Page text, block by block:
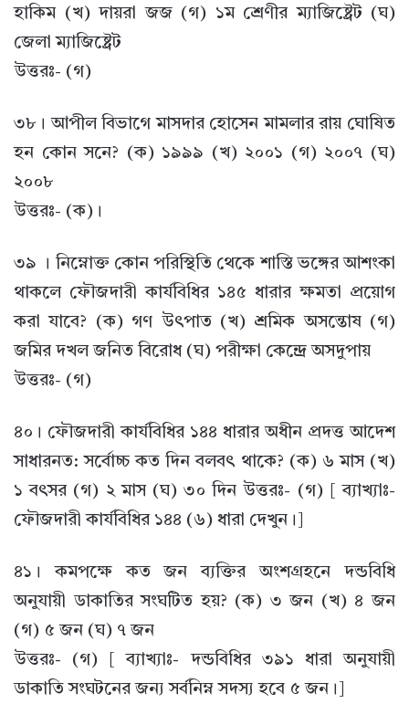
হাকিম (খ) দায়রা জজ (গ) ১ম শ্রেণীর ম্যাজিষ্ট্রেট (ঘ)
জেলা ম্যাজিষ্ট্রেট
উত্তরঃ- (গ)
৩৮। আপীল বিভাগে মাসদার হোসেন মামলার রায় ঘোষিত
হন কোন সনে? (ক) ১৯৯৯ (খ) ২০০১ (গ) ২০০৭ (ঘ)
২০০৮
উত্তরঃ- (ক)।
৩৯ । নিম্নোক্ত কোন পরিস্থিতি থেকে শাস্তি ভঙ্গের আশংকা
থাকলে ফৌজদারী কার্যবিধির ১৪৫ ধারার ক্ষমতা প্রয়োগ
করা যাবে? (ক) গণ উৎপাত (খ) শ্রমিক অসন্তোষ (গ)
জমির দখল জনিত বিরোধ (ঘ) পরীক্ষা কেন্দ্রে অসদুপায়
উত্তরঃ- (গ)
৪০। ফৌজদারী কার্যবিধির ১৪৪ ধারার অধীন প্রদত্ত আদেশ
সাধারনত: সর্বোচ্চ কত দিন বলবৎ থাকে? (ক) ৬ মাস (খ)
১ বৎসর (গ) ২ মাস (ঘ) ৩০ দিন উত্তরঃ- (গ) [ ব্যাখ্যাঃ-
ফৌজদারী কার্যবিধির ১৪৪ (৬) ধারা দেখুন।]
৪১। কমপক্ষে কত জন ব্যক্তির অংশগ্রহনে দন্ডবিধি
অনুযায়ী ডাকাতির সংঘটিত হয়? (ক) ৩ জন (খ) ৪ জন
(গ) ৫ জন (ঘ) ৭ জন
উত্তরঃ- (গ) [ ব্যাখ্যাঃ- দন্ডবিধির ৩৯১ ধারা অনুযায়ী
ডাকাতি সংঘটনের জন্য সর্বনিম্ন সদস্য হবে ৫ জন।]